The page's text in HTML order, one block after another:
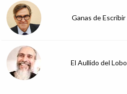
Ganas de Escribir
El Aullido del Lobo